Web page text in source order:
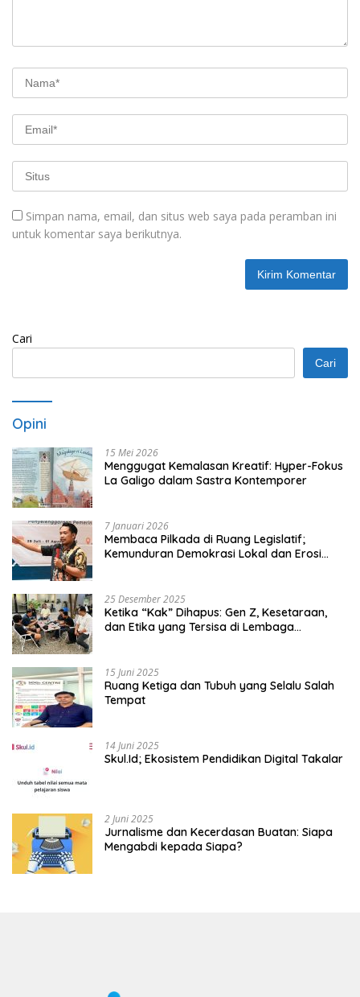
Simpan nama, email, dan situs web saya pada peramban ini
untuk komentar saya berikutnya.
Cari
Cari
Opini
15 Mei 2026
Menggugat Kemalasan Kreatif: Hyper-Fokus
La Galigo dalam Sastra Kontemporer
7 Januari 2026
Membaca Pilkada di Ruang Legislatif;
Kemunduran Demokrasi Lokal dan Erosi
25 Desember 2025
Ketika “Kak” Dihapus: Gen Z, Kesetaraan,
dan Etika yang Tersisa di Lembaga
15 Juni 2025
Ruang Ketiga dan Tubuh yang Selalu Salah
Tempat
14 Juni 2025
Skul.Id; Ekosistem Pendidikan Digital Takalar
2 Juni 2025
Jurnalisme dan Kecerdasan Buatan: Siapa
Mengabdi kepada Siapa?